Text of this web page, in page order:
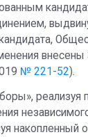
№ 221-52).
реализуя
накопленный